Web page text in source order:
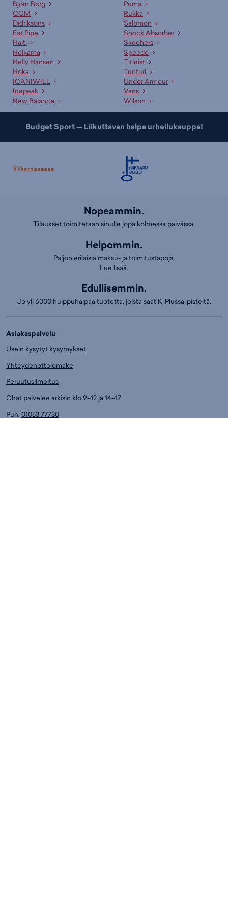
Asiakaspalvelumme ja myyjämme auttavat oikean tuotteen
valinnassa
Ammattitaitoinen asiakaspalvelumme sekä kauppojemme
asiantuntevat myyjät palvelevat sinua mielellään sopivan tuotteen ja
koon etsinnässä. Lisäksi meillä on useille tuotteille erinomaiset
valintaoppaat
, jotka auttavat sopivan tuotteen valinnassa. Tutustu
myös kategorioihimme
lasten talvitakit,lasten kevättakit
tuulitakit!
Björn Borg
CCM
Didriksons
Fat Pipe
Halti
Helkama
Helly Hansen
Hoka
ICANIWILL
Icepeak
New Balance
Puma
Rukka
Salomon
Shock Absorber
Skechers
Speedo
Titleist
Tunturi
Under Armour
Vans
Wilson
Budget Sport — Liikuttavan halpa urheilukauppa!
Nopeammin.
Tilaukset toimitetaan sinulle jopa kolmessa päivässä.
Helpommin.
Paljon erilaisia maksu- ja toimitustapoja.
Lue lisää.
Edullisemmin.
Jo yli 6000 huippuhalpaa tuotetta, joista saat K-Plussa-pisteitä.
Asiakaspalvelu
Usein kysytyt kysymykset
Yhteydenottolomake
Peruutusilmoitus
Chat palvelee arkisin klo 9–12 ja 14–17
Puh. 01053 77730